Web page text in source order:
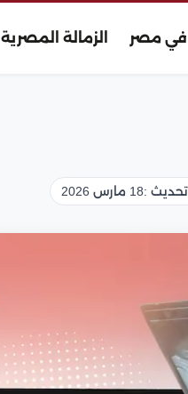
في مصر الزمالة المصرية
تحديث :18 مارس 2026